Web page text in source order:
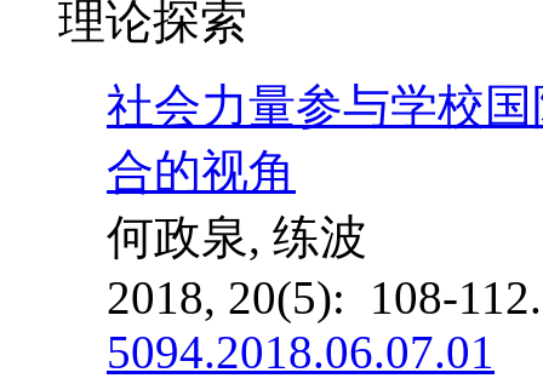
理论探索
社会力量参与学校
合的视角
何政泉, 练波
2018, 20(5): 108-
5094.2018.06.07.01